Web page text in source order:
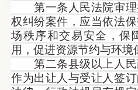
第一条人民法院审理
权纠纷案件，应当依法
场秩序和交易安全，保
用，促进资源节约与环境
第二条县级以上人民
作为出让人与受让人签